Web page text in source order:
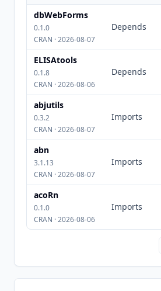
dbWebForms
0.1.0
CRAN · 2026-08-07
Depends
ELISAtools
0.1.8
CRAN · 2026-08-06
Depends
abjutils
0.3.2
CRAN · 2026-08-07
Imports
abn
3.1.13
CRAN · 2026-08-07
Imports
acoRn
0.1.0
CRAN · 2026-08-06
Imports